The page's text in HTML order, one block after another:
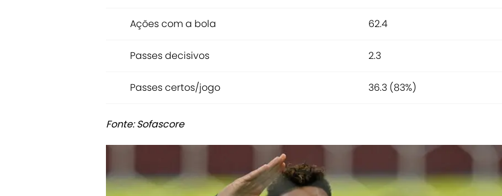
Ações com a bola 62.4
Passes decisivos 2.3
Passes certos/jogo 36.3 (83%)
Fonte: Sofascore